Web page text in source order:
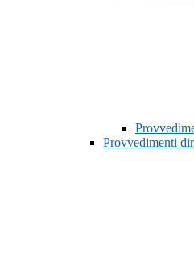
Provvedimenti